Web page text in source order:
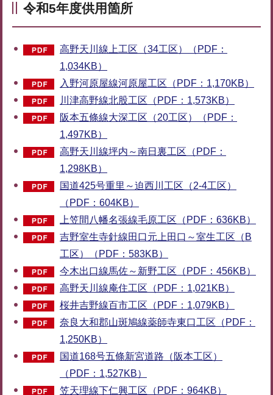
令和5年度供用箇所
高野天川線上工区（34工区）（PDF：
1,034KB）
入野河原屋線河原屋工区（PDF：1,170KB）
川津高野線北股工区（PDF：1,573KB）
阪本五條線大深工区（20工区）（PDF：
1,497KB）
高野天川線坪内～南日裏工区（PDF：
1,298KB）
国道425号重里～迫西川工区（2-4工区）
（PDF：604KB）
上笠間八幡名張線毛原工区（PDF：636KB）
吉野室生寺針線田口元上田口～室生工区（B
工区）（PDF：583KB）
今木出口線馬佐～新野工区（PDF：456KB）
高野天川線庵住工区（PDF：1,021KB）
桜井吉野線百市工区（PDF：1,079KB）
奈良大和郡山斑鳩線薬師寺東口工区（PDF：
1,250KB）
国道168号五條新宮道路（阪本工区）
（PDF：1,527KB）
笠天理線下仁興工区（PDF：964KB）